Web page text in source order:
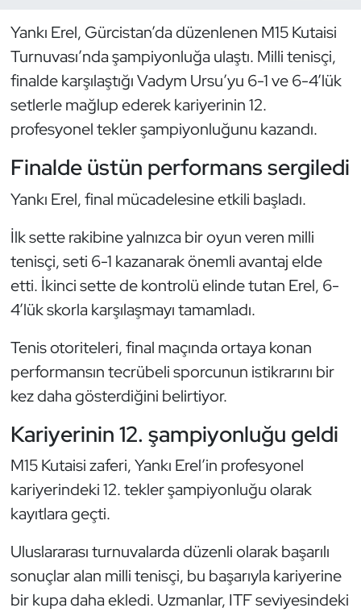
Yankı Erel, Gürcistan’da düzenlenen M15 Kutaisi
Turnuvası’nda şampiyonluğa ulaştı. Milli tenisçi,
finalde karşılaştığı Vadym Ursu’yu 6-1 ve 6-4’lük
setlerle mağlup ederek kariyerinin 12.
profesyonel tekler şampiyonluğunu kazandı.
Finalde üstün performans sergiledi
Yankı Erel, final mücadelesine etkili başladı.
İlk sette rakibine yalnızca bir oyun veren milli
tenisçi, seti 6-1 kazanarak önemli avantaj elde
etti. İkinci sette de kontrolü elinde tutan Erel, 6-
4’lük skorla karşılaşmayı tamamladı.
Tenis otoriteleri, final maçında ortaya konan
performansın tecrübeli sporcunun istikrarını bir
kez daha gösterdiğini belirtiyor.
Kariyerinin 12. şampiyonluğu geldi
M15 Kutaisi zaferi, Yankı Erel’in profesyonel
kariyerindeki 12. tekler şampiyonluğu olarak
kayıtlara geçti.
Uluslararası turnuvalarda düzenli olarak başarılı
sonuçlar alan milli tenisçi, bu başarıyla kariyerine
bir kupa daha ekledi. Uzmanlar, ITF seviyesindeki
Dans Sporları
Dövüş Sanatı
E-Spor
Eskrim
Futbol
Futsal
Genel
Güreş
Halter
Hava Sporları
Hentbol
Judo ve Kuraş